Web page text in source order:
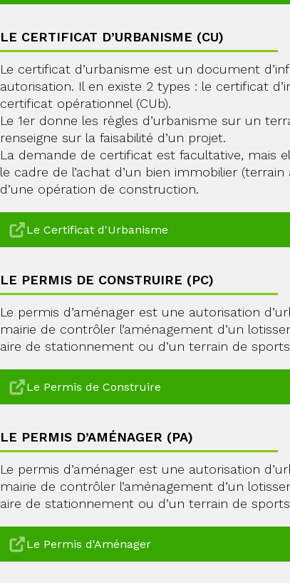
LE CERTIFICAT D’URBANISME (CU)
Le certificat d’urbanisme est un document
autorisation. Il en existe 2 types : le certificat
certificat opérationnel (CUb).
Le 1er donne les règles d’urbanisme sur un
renseigne sur la faisabilité d’un projet.
La demande de certificat est facultative, mais
le cadre de l’achat d’un bien immobilier
d’une opération de construction.
Le Certificat d'Urbanisme
LE PERMIS DE CONSTRUIRE (PC)
Le permis d’aménager est une autorisation
mairie de contrôler l’aménagement d’un
aire de stationnement ou d’un terrain de
Le Permis de Construire
LE PERMIS D’AMÉNAGER (PA)
Le permis d’aménager est une autorisation
mairie de contrôler l’aménagement d’un
aire de stationnement ou d’un terrain de
Le Permis d'Aménager